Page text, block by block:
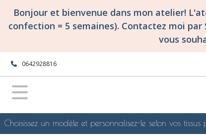
Bonjour et bienvenue dans mon atelier!
confection = 5 semaines). Contactez moi
vous
0642928816
Choisissez un modèle et personnalisez-le selon vos